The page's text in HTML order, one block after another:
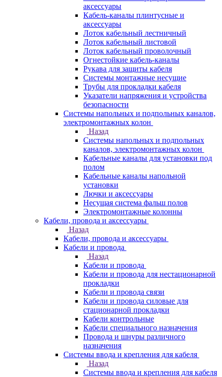
аксессуары
Кабель-каналы плинтусные и
аксессуары
Лоток кабельный лестничный
Лоток кабельный листовой
Лоток кабельный проволочный
Огнестойкие кабель-каналы
Рукава для защиты кабеля
Системы монтажные несущие
Трубы для прокладки кабеля
Указатели напряжения и устройства
безопасности
Системы напольных и подпольных каналов,
электромонтажных колон
Назад
Системы напольных и подпольных
каналов, электромонтажных колон
Кабельные каналы для установки под
полом
Кабельные каналы напольной
установки
Лючки и аксессуары
Несущая система фальш полов
Электромонтажные колонны
Кабели, провода и аксессуары
Назад
Кабели, провода и аксессуары
Кабели и провода
Назад
Кабели и провода
Кабели и провода для нестационарной
прокладки
Кабели и провода связи
Кабели и провода силовые для
стационарной прокладки
Кабели контрольные
Кабели специального назначения
Провода и шнуры различного
назначения
Системы ввода и крепления для кабеля
Назад
Системы ввода и крепления для кабеля